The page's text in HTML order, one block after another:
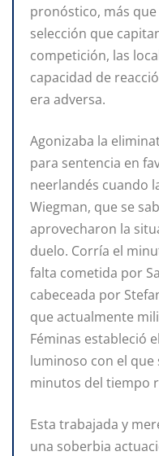
pronóstico, más
selección que
competición, las
capacidad de
era adversa.
Agonizaba la
para sentencia en
neerlandés cuando
Wiegman, que se
aprovecharon la
duelo. Corría el
falta cometida por
cabeceada por
que actualmente
Féminas estableció el
luminoso con el que
minutos del tiempo
Esta trabajada y
una soberbia